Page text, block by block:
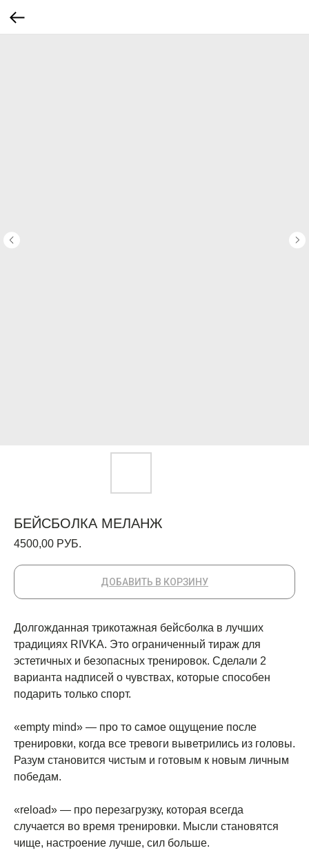
БЕЙСБОЛКА МЕЛАНЖ
4500,00 РУБ.
ДОБАВИТЬ В КОРЗИНУ
Долгожданная трикотажная бейсболка в лучших
традициях RIVKA. Это ограниченный тираж для
эстетичных и безопасных тренировок. Сделали 2
варианта надписей о чувствах, которые способен
подарить только спорт.
«empty mind» — про то самое ощущение после
тренировки, когда все тревоги выветрились из головы.
Разум становится чистым и готовым к новым личным
победам.
«reload» — про перезагрузку, которая всегда
случается во время тренировки. Мысли становятся
чище, настроение лучше, сил больше.